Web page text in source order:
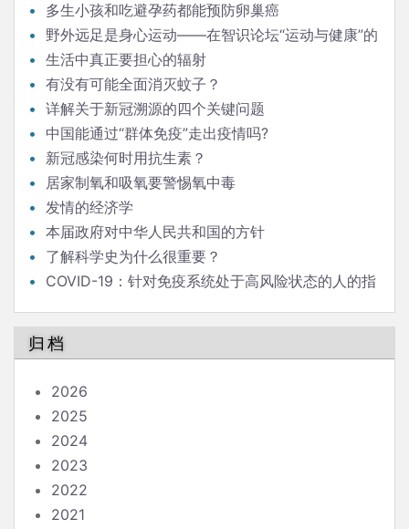
多生小孩和吃避孕药都能预防卵巢癌
野外远足是身心运动——在智识论坛“运动与健康”的
发言生活中真正要担心的辐射
有没有可能全面消灭蚊子？
详解关于新冠溯源的四个关键问题
中国能通过“群体免疫”走出疫情吗?
新冠感染何时用抗生素？
居家制氧和吸氧要警惕氧中毒
发情的经济学
本届政府对中华人民共和国的方针
了解科学史为什么很重要？
COVID-19：针对免疫系统处于高风险状态的人的指
归档
2026
2025
2024
2023
2022
2021